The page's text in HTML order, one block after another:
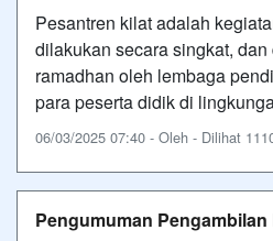
Pesantren kilat adalah
dilakukan secara singkat,
ramadhan oleh lembaga
para peserta didik di
06/03/2025 07:40 - Oleh - Dilihat
Pengumuman Pengambilan